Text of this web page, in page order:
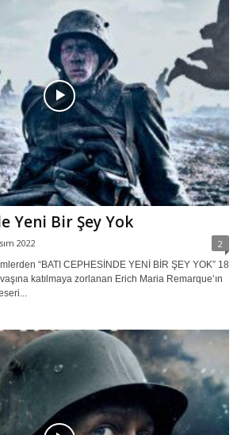
Yeni Bir Şey Yok
2022 2
“BATI CEPHESİNDE YENİ BİR ŞEY YOK” 18
katılmaya zorlanan Erich Maria Remarque’ın